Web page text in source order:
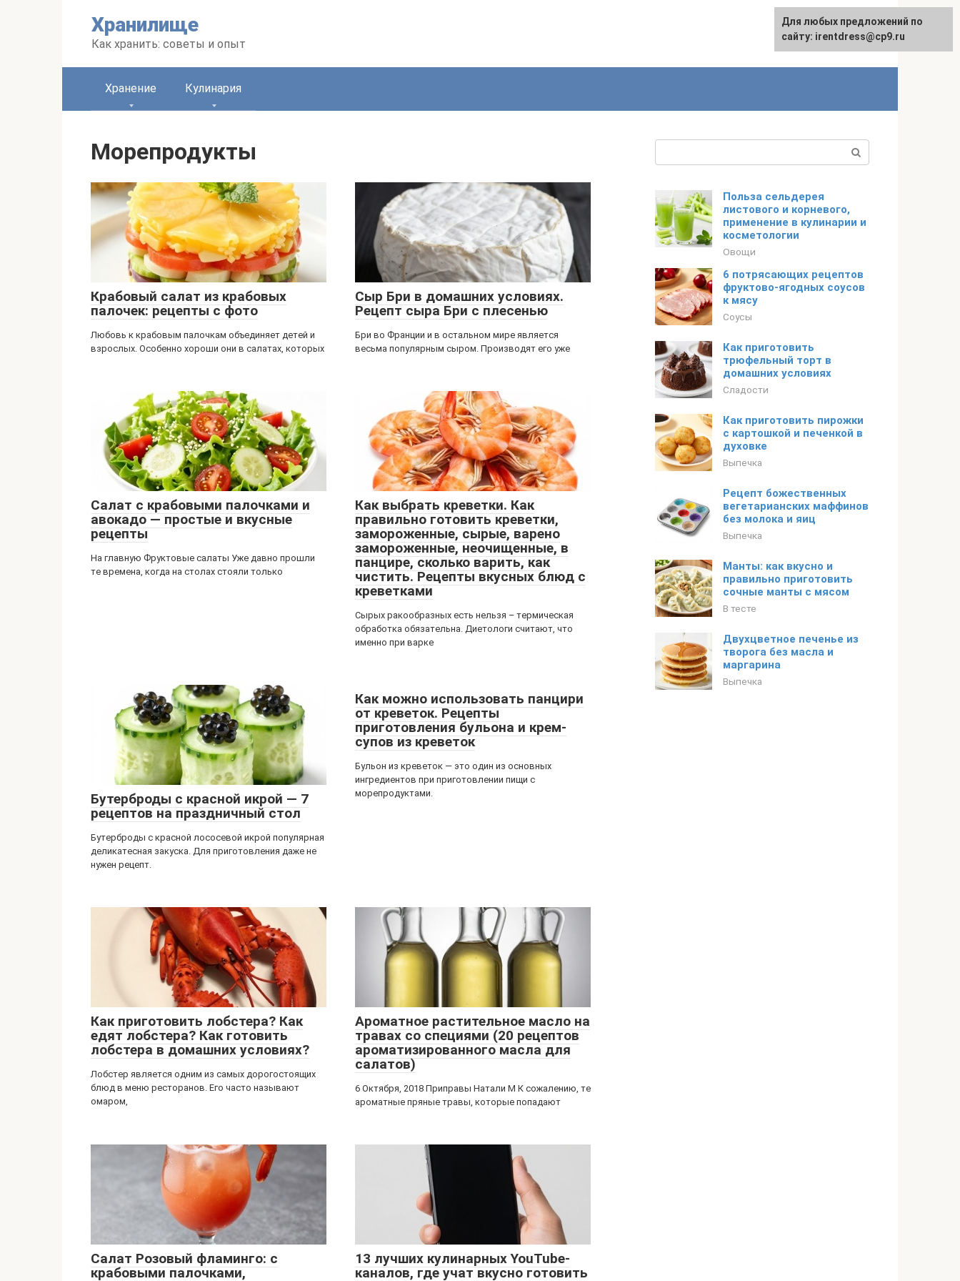
Хранилище
Как хранить: советы и опыт
Хранение Кулинария
Морепродукты
Крабовый салат из крабовых
палочек: рецепты с фото
Любовь к крабовым палочкам объединяет детей и
взрослых. Особенно хороши они в салатах, которых
Сыр Бри в домашних условиях.
Рецепт сыра Бри с плесенью
Бри во Франции и в остальном мире является
весьма популярным сыром. Производят его уже
Салат с крабовыми палочками и
авокадо — простые и вкусные
рецепты
На главную Фруктовые салаты Уже давно прошли
те времена, когда на столах стояли только
Как выбрать креветки. Как
правильно готовить креветки,
замороженные, сырые, варено
замороженные, неочищенные, в
панцире, сколько варить, как
чистить. Рецепты вкусных блюд с
креветками
Сырых ракообразных есть нельзя – термическая
обработка обязательна. Диетологи считают, что
именно при варке
Бутерброды с красной икрой — 7
рецептов на праздничный стол
Бутерброды с красной лососевой икрой популярная
деликатесная закуска. Для приготовления даже не
нужен рецепт.
Как можно использовать панцири
от креветок. Рецепты
приготовления бульона и крем-
супов из креветок
Бульон из креветок — это один из основных
ингредиентов при приготовлении пищи с
морепродуктами.
Как приготовить лобстера? Как
едят лобстера? Как готовить
лобстера в домашних условиях?
Лобстер является одним из самых дорогостоящих
блюд в меню ресторанов. Его часто называют
омаром,
Ароматное растительное масло на
травах со специями (20 рецептов
ароматизированного масла для
салатов)
6 Октября, 2018 Приправы Натали М К сожалению, те
ароматные пряные травы, которые попадают
Салат Розовый фламинго: с
крабовыми палочками,
13 лучших кулинарных YouTube-
каналов, где учат вкусно готовить
Польза сельдерея
листового и корневого,
применение в кулинарии и
косметологии
Овощи
6 потрясающих рецептов
фруктово-ягодных соусов
к мясу
Соусы
Как приготовить
трюфельный торт в
домашних условиях
Сладости
Как приготовить пирожки
с картошкой и печенкой в
духовке
Выпечка
Рецепт божественных
вегетарианских маффинов
без молока и яиц
Выпечка
Манты: как вкусно и
правильно приготовить
сочные манты с мясом
В тесте
Двухцветное печенье из
творога без масла и
маргарина
Выпечка
Для любых предложений по
сайту: irentdress@cp9.ru